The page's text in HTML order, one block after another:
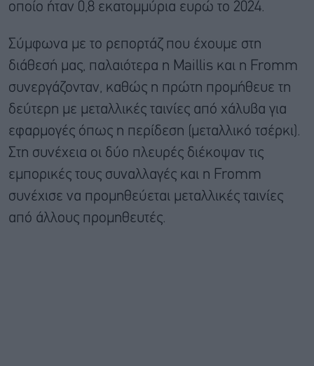
οποίο ήταν 0,8 εκατομμύρια ευρώ το 2024.
Σύμφωνα με το ρεπορτάζ που έχουμε στη
διάθεσή μας, παλαιότερα η Maillis και η Fromm
συνεργάζονταν, καθώς η πρώτη προμήθευε τη
δεύτερη με μεταλλικές ταινίες από χάλυβα για
εφαρμογές όπως η περίδεση (μεταλλικό τσέρκι).
Στη συνέχεια οι δύο πλευρές διέκοψαν τις
εμπορικές τους συναλλαγές και η Fromm
συνέχισε να προμηθεύεται μεταλλικές ταινίες
από άλλους προμηθευτές.